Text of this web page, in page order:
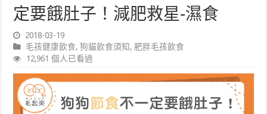
定要餓肚子！減肥救星-濕食
2018-03-19
毛孩健康飲食,狗貓飲食須知, 肥胖毛孩飲食
12,961 個人已看過